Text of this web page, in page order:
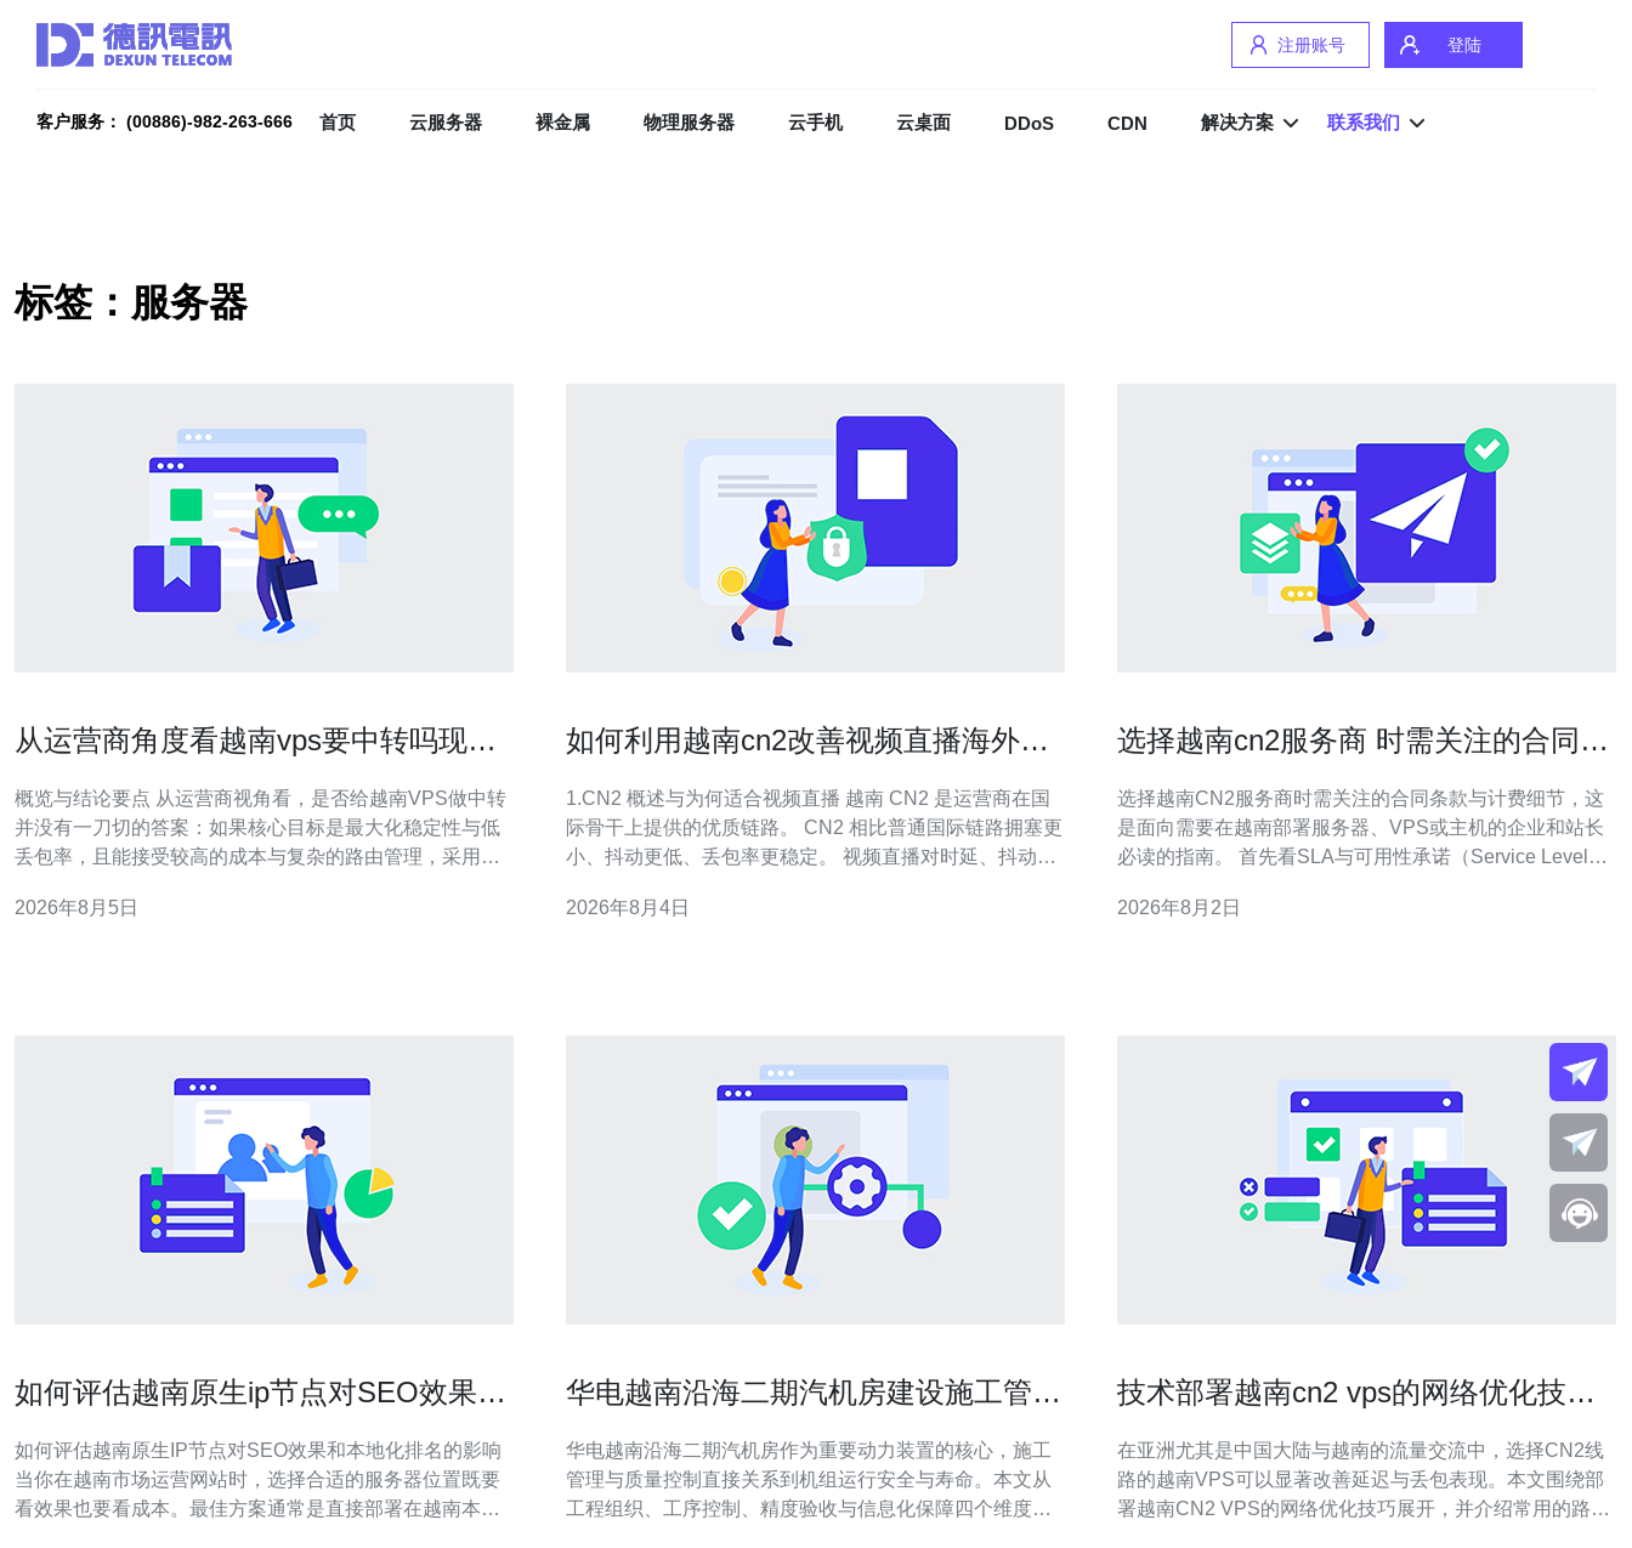
注册账号 登陆
客户服务： (00886)-982-263-666 首页 云服务器 裸金属 物理服务器 云手机 云桌面 DDoS CDN 解决方案 联系我们
标签：服务器
从运营商角度看越南vps要中转吗现在
概览与结论要点 从运营商视角看，是否给越南VPS做中转
并没有一刀切的答案：如果核心目标是最大化稳定性与低
丢包率，且能接受较高的成本与复杂的路由管理，采用中
善链路质量与抗拥塞能力；反之若以低成本、简单部署为
2026年8月5日
如何利用越南cn2改善视频直播海外观
1.CN2 概述与为何适合视频直播 越南 CN2 是运营商在国
际骨干上提供的优质链路。 CN2 相比普通国际链路拥塞更
小、抖动更低、丢包率更稳定。 视频直播对时延、抖动、
亚及欧美的直播，越南节点能作为中继降低跨境跳数。 选
2026年8月4日
选择越南cn2服务商 时需关注的合同条
选择越南CN2服务商时需关注的合同条款与计费细节，这
是面向需要在越南部署服务器、VPS或主机的企业和站长
必读的指南。 首先看SLA与可用性承诺（Service Level
障响应与修复时间、赔偿计算方式和上限，避免口头承诺
2026年8月2日
如何评估越南原生ip节点对SEO效果和
如何评估越南原生IP节点对SEO效果和本地化排名的影响
当你在越南市场运营网站时，选择合适的服务器位置既要
看效果也要看成本。最佳方案通常是直接部署在越南本地
华电越南沿海二期汽机房建设施工管理
华电越南沿海二期汽机房作为重要动力装置的核心，施工
管理与质量控制直接关系到机组运行安全与寿命。本文从
工程组织、工序控制、精度验收与信息化保障四个维度，
技术部署越南cn2 vps的网络优化技巧
在亚洲尤其是中国大陆与越南的流量交流中，选择CN2线
路的越南VPS可以显著改善延迟与丢包表现。本文围绕部
署越南CN2 VPS的网络优化技巧展开，并介绍常用的路由